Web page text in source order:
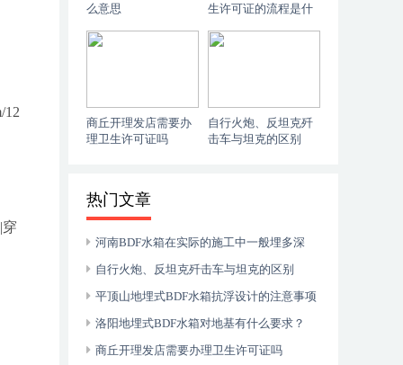
12
么意思
生许可证的流程是什
商丘开理发店需要办
理卫生许可证吗
自行火炮、反坦克歼
击车与坦克的区别
热门文章
河南BDF水箱在实际的施工中一般埋多深
自行火炮、反坦克歼击车与坦克的区别
平顶山地埋式BDF水箱抗浮设计的注意事项
有哪些？
洛阳地埋式BDF水箱对地基有什么要求？
商丘开理发店需要办理卫生许可证吗